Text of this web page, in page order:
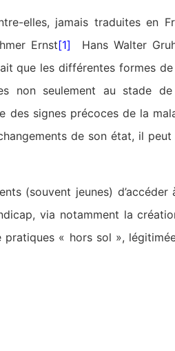
elles, jamais traduites en
Ernst[1] Hans Walter
que les différentes formes de
non seulement au stade de
des signes précoces de la
de son état, il peut
(souvent jeunes) d’accéder
via notamment la
« hors sol »,